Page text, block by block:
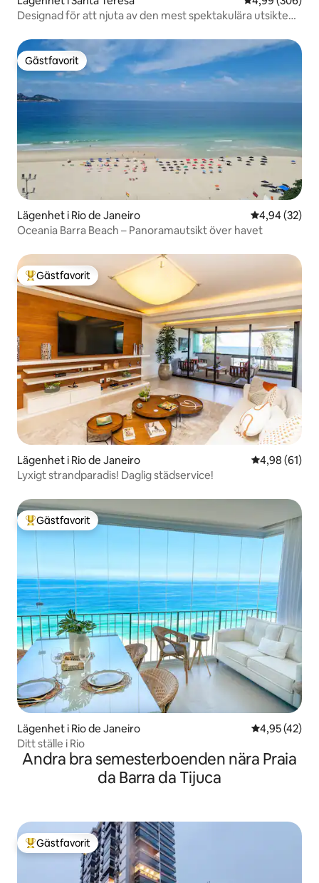
Designad för att njuta av den mest spektakulära utsikten
Gästfavorit
Gästfavorit
Lägenhet i Rio de Janeiro 4,94 av 5 i
4,94 (32)
Oceania Barra Beach – Panoramautsikt över havet
Populär gästfavorit
Gästfavorit
Lägenhet i Rio de Janeiro 4,98 av 5 i
4,98 (61)
Lyxigt strandparadis! Daglig städservice!
Populär gästfavorit
Gästfavorit
Lägenhet i Rio de Janeiro 4,95 av 5 i
4,95 (42)
Ditt ställe i Rio
Andra bra semesterboenden nära Praia
da Barra da Tijuca
Populär gästfavorit
Gästfavorit